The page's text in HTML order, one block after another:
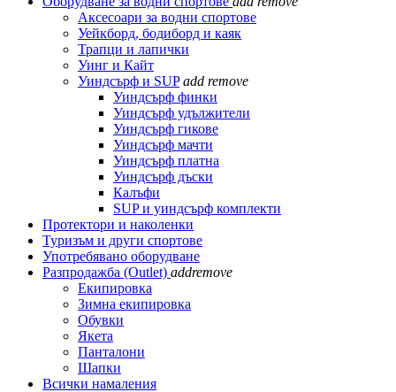
Аксесоари за водни спортове
Уейкборд, бодиборд и каяк
Трапци и лапички
Уинг и Кайт
Уиндсърф и SUP add remove
Уиндсърф финки
Уиндсърф удължители
Уиндсърф гикове
Уиндсърф мачти
Уиндсърф платна
Уиндсърф дъски
Калъфи
SUP и уиндсърф комплекти
Протектори и наколенки
Туризъм и други спортове
Употребявано оборудване
Разпродажба (Outlet) addremove
Екипировка
Зимна екипировка
Обувки
Якета
Панталони
Шапки
Всички намаления